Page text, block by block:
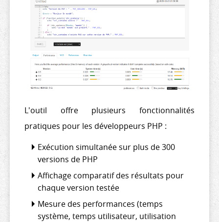
L'outil offre plusieurs fonctionnalités
pratiques pour les développeurs PHP :
Exécution simultanée sur plus de 300
versions de PHP
Affichage comparatif des résultats pour
chaque version testée
Mesure des performances (temps
système, temps utilisateur, utilisation